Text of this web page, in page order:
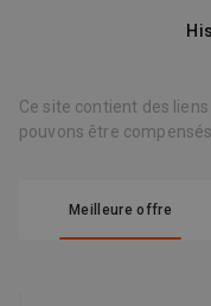
Ce site contient des
pouvons être compensés.
Meilleure offre